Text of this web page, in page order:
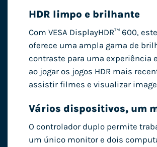
HDR limpo e brilhante
Com VESA DisplayHDR™ 600,
oferece uma ampla gama de
contraste para uma experiência
ao jogar os jogos HDR mais
assistir filmes e visualizar
Vários dispositivos, um
O controlador duplo permite
um único monitor e dois